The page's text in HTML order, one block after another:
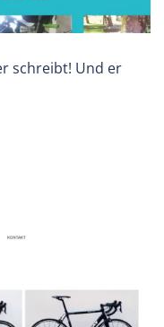
schreibt! Und er